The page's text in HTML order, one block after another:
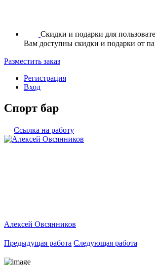
Скидки и подарки для
Вам доступны скидки и подарки от
Разместить заказ
Регистрация
Вход
Спорт бар
Ссылка на работу
Алексей Овсянников
Предыдущая работа Следующая работа